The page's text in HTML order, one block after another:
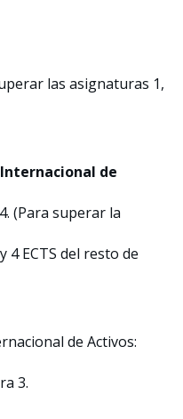
las asignaturas 1,
de
(Para superar la
4 ECTS del resto de
de Activos:
3.